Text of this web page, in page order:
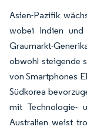
Asien-Pazifik
wobei Indien und
Graumarkt-
obwohl steigende
von Smartphones
Südkorea
mit Technologie-
Australien weist